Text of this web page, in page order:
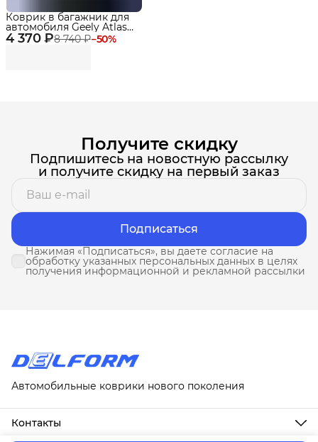
4 370 ₽8 740 ₽−50%
Коврик в багажник для
автомобиля Geely Atlas II
(2024-) EVA 3D Premium
Получите скидку
Подпишитесь на новостную рассылку
и получите скидку на первый заказ
Подписаться
Нажимая «Подписаться», вы даете согласие на
обработку указанных персональных данных в целях
получения информационной и рекламной рассылки
Автомобильные коврики нового поколения
Контакты